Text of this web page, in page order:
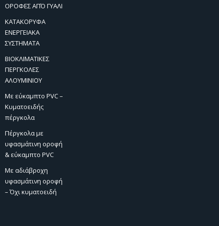
ΟΡΟΦΕΣ ΑΠΌ ΓΥΑΛΙ
ΚΑΤΑΚΟΡΥΦΑ
ΕΝΕΡΓΕΙΑΚΑ
ΣΥΣΤΗΜΑΤΑ
ΒΙΟΚΛΙΜΑΤΙΚΕΣ
ΠΕΡΓΚΟΛΕΣ
ΑΛΟΥΜΙΝΙΟΥ
Με εύκαμπτο PVC –
Κυματοειδής
πέργκολα
Πέργκολα με
υφασμάτινη οροφή
& εύκαμπτο PVC
Με αδιάβροχη
υφασμάτινη οροφή
– Όχι κυματοειδή